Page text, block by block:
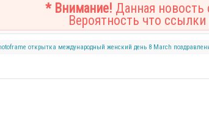
* Внимание! Данная новость
Вероятность что ссылки
открытка международный женский день 8 March